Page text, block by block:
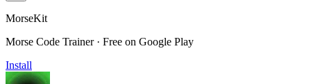
MorseKit
Morse Code Trainer · Free on Google Play
Install